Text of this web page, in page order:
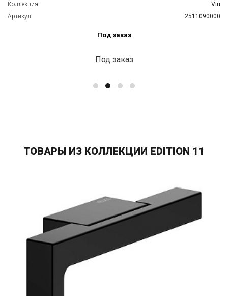
Коллекция
Viu
Артикул
2511090000
Под заказ
Под заказ
ТОВАРЫ ИЗ КОЛЛЕКЦИИ EDITION 11